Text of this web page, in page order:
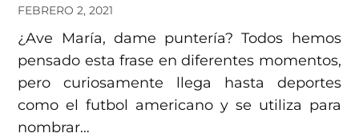
FEBRERO 2, 2021
¿Ave María, dame puntería? Todos hemos
pensado esta frase en diferentes momentos,
pero curiosamente llega hasta deportes
como el futbol americano y se utiliza para
nombrar…